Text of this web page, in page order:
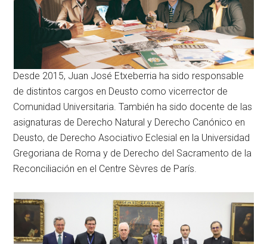
Desde 2015, Juan José Etxeberria ha sido responsable
de distintos cargos en Deusto como vicerrector de
Comunidad Universitaria. También ha sido docente de las
asignaturas de Derecho Natural y Derecho Canónico en
Deusto, de Derecho Asociativo Eclesial en la Universidad
Gregoriana de Roma y de Derecho del Sacramento de la
Reconciliación en el Centre Sèvres de París.